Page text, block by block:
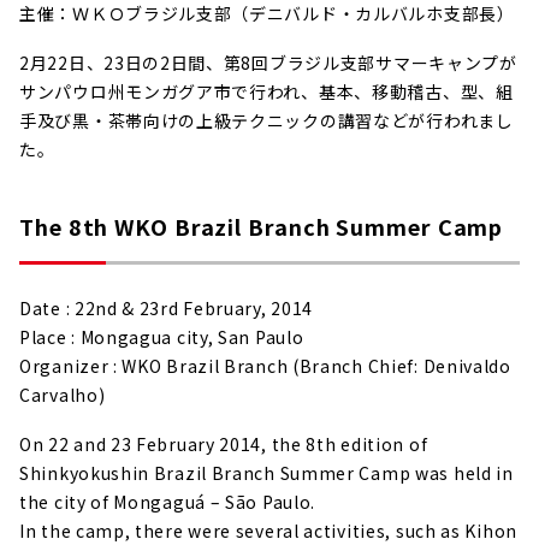
主催：ＷＫＯブラジル支部（デニバルド・カルバルホ支部長）
2月22日、23日の2日間、第8回ブラジル支部サマーキャンプが
サンパウロ州モンガグア市で行われ、基本、移動稽古、型、組
手及び黒・茶帯向けの上級テクニックの講習などが行われまし
た。
The 8th WKO Brazil Branch Summer Camp
Date : 22nd & 23rd February, 2014
Place : Mongagua city, San Paulo
Organizer : WKO Brazil Branch (Branch Chief: Denivaldo
Carvalho)
On 22 and 23 February 2014, the 8th edition of
Shinkyokushin Brazil Branch Summer Camp was held in
the city of Mongaguá – São Paulo.
In the camp, there were several activities, such as Kihon